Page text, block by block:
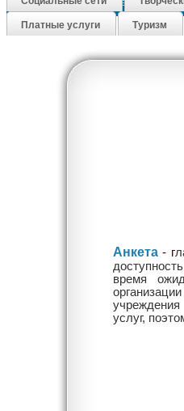
Платные услуги Туризм
Анкета - г
время
услуг,